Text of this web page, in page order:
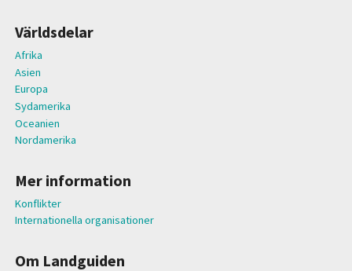
Världsdelar
Afrika
Asien
Europa
Sydamerika
Oceanien
Nordamerika
Mer information
Konflikter
Internationella organisationer
Om Landguiden